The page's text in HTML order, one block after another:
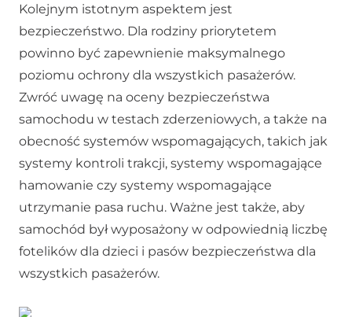
Kolejnym istotnym aspektem jest
bezpieczeństwo. Dla rodziny priorytetem
powinno być zapewnienie maksymalnego
poziomu ochrony dla wszystkich pasażerów.
Zwróć uwagę na oceny bezpieczeństwa
samochodu w testach zderzeniowych, a także na
obecność systemów wspomagających, takich jak
systemy kontroli trakcji, systemy wspomagające
hamowanie czy systemy wspomagające
utrzymanie pasa ruchu. Ważne jest także, aby
samochód był wyposażony w odpowiednią liczbę
fotelików dla dzieci i pasów bezpieczeństwa dla
wszystkich pasażerów.